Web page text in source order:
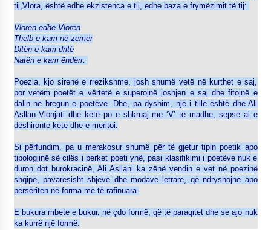
tij,Vlora, është edhe ekzistenca e tij, edhe baza e frymëzimit të tij:
Vlorën edhe Vlorën
Thelb e kam në zemër
Ditën e kam dritë
Natën e kam ëndërr.
Poezia, kjo sirenë e rrezikshme, josh shumë vetë në kurthet e saj,
por vetëm poetët e vërtetë e superojnë joshjen e saj dhe fitojnë e
dalin në bregun e poetëve. Dhe, pa dyshim, një i tillë është dhe Ali
Asllan Vlonjati dhe këtë po e shkruaj me ‘V’ të madhe, sepse ai e
dëshironte këtë dhe e meritoi.
Si përfundim, pa u merakosur shumë për të gjetur tipin poetik apo
tipologjinë së cilës i perket poeti ynë, pasi klasifikimi i poetëve nuk e
duron dot burokracinë, Ali Asllani ka zënë vendin e vet në poezinë
shqipe, pavarësisht shjeve dhe modave letrare, që ndryshojnë apo
përsëriten në forma më të rafinuara.
E bukura mbete e bukur, në çdo formë, që të paraqitet dhe se ajo nuk
ka kurrë një formë.